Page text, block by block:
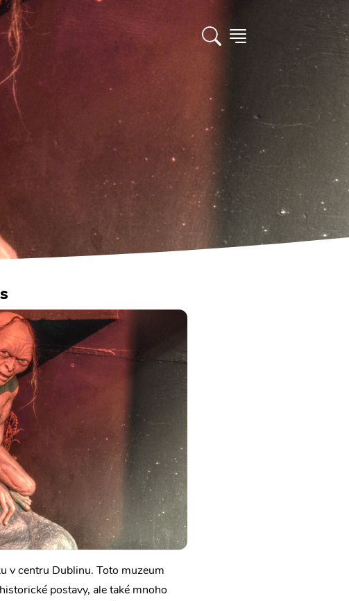
v centru Dublinu. Toto muzeum
postavy, ale také mnoho